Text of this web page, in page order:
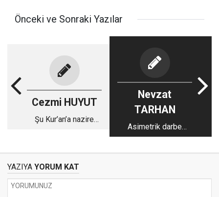
Önceki ve Sonraki Yazılar
Cezmi HUYUT
Şu Kur’an’a nazire
Nevzat
TARHAN
Asimetrik darbe
süreci hâlâ işliyor...
YAZIYA YORUM KAT